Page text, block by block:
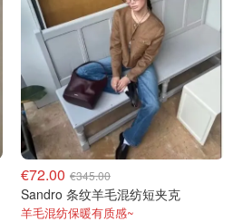
€72.00 €345.00
Sandro 条纹羊毛混纺短夹克
羊毛混纺保暖有质感~